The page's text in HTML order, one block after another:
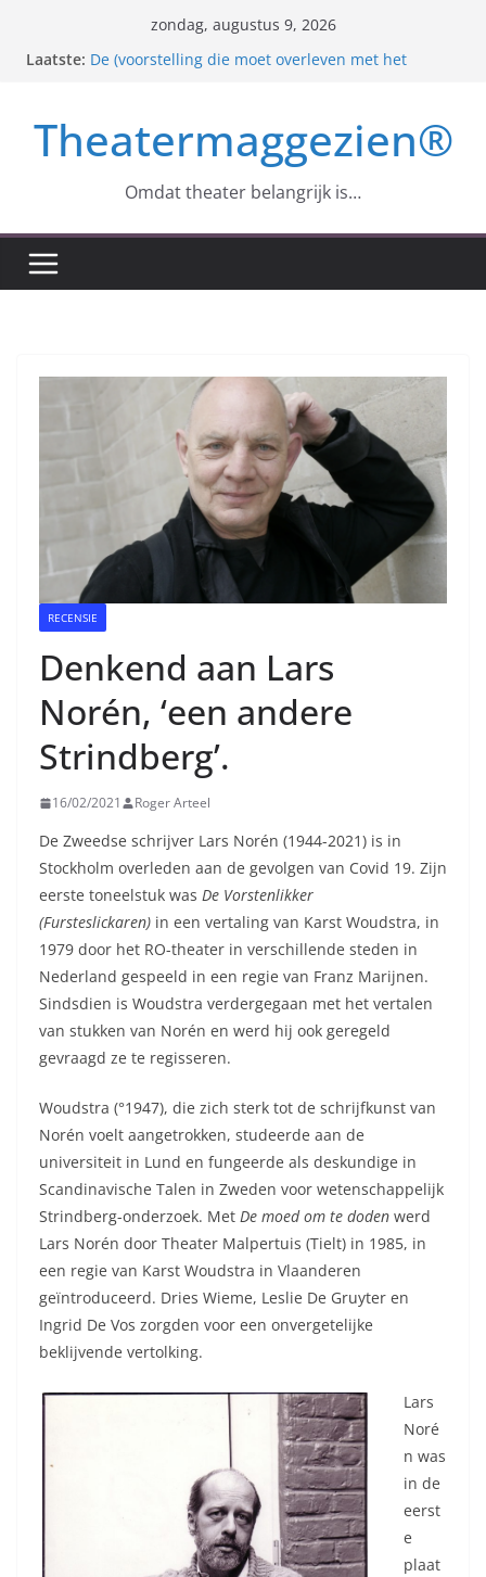
zondag, augustus 9, 2026
Laatste: De (voorstelling die moet overleven met het
een identiteit
Anton Tsjechov en zijn ‘Meeuw’
Roger Arteel – 1935 – 2024
Monopolis (excès, abuz et maléfices) : Zuidpool en
Theatermaggezien®
Omdat theater belangrijk is…
RECENSIE
Denkend aan Lars
Norén, ‘een andere
Strindberg’.
16/02/2021 Roger Arteel
De Zweedse schrijver Lars Norén (1944-2021) is in
Stockholm overleden aan de gevolgen van Covid 19. Zijn
eerste toneelstuk was De Vorstenlikker
(Fursteslickaren) in een vertaling van Karst Woudstra, in
1979 door het RO-theater in verschillende steden in
Nederland gespeeld in een regie van Franz Marijnen.
Sindsdien is Woudstra verdergegaan met het vertalen
van stukken van Norén en werd hij ook geregeld
gevraagd ze te regisseren.
Woudstra (°1947), die zich sterk tot de schrijfkunst van
Norén voelt aangetrokken, studeerde aan de
universiteit in Lund en fungeerde als deskundige in
Scandinavische Talen in Zweden voor wetenschappelijk
Strindberg-onderzoek. Met De moed om te doden werd
Lars Norén door Theater Malpertuis (Tielt) in 1985, in
een regie van Karst Woudstra in Vlaanderen
geïntroduceerd. Dries Wieme, Leslie De Gruyter en
Ingrid De Vos zorgden voor een onvergetelijke
beklijvende vertolking.
Lars
Noré
n was
in de
eerst
e
plaat